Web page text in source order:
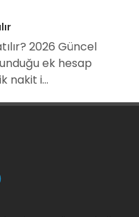
2026 Güncel
ek hesap
nakit i...